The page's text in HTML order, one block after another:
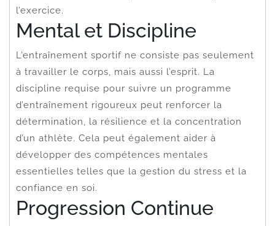
l’exercice.
Mental et Discipline
L’entraînement sportif ne consiste pas seulement
à travailler le corps, mais aussi l’esprit. La
discipline requise pour suivre un programme
d’entraînement rigoureux peut renforcer la
détermination, la résilience et la concentration
d’un athlète. Cela peut également aider à
développer des compétences mentales
essentielles telles que la gestion du stress et la
confiance en soi.
Progression Continue